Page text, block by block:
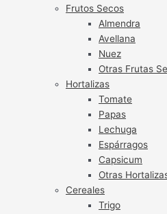
Frutos Secos
Almendra
Avellana
Nuez
Otras Frutas
Hortalizas
Tomate
Papas
Lechuga
Espárragos
Capsicum
Otras
Cereales
Trigo